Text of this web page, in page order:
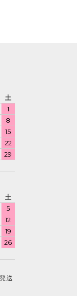
土
1
8
15
22
29
土
5
12
19
26
送